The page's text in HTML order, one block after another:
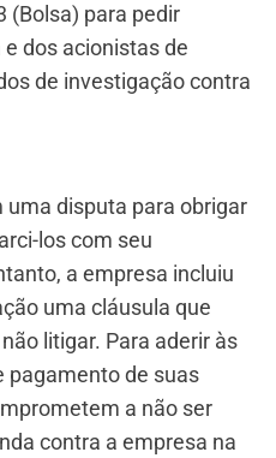
(Bolsa) para pedir
dos acionistas de
de investigação contra
uma disputa para obrigar
los com seu
a empresa incluiu
uma cláusula que
litigar. Para aderir às
pagamento de suas
a não ser
contra a empresa na